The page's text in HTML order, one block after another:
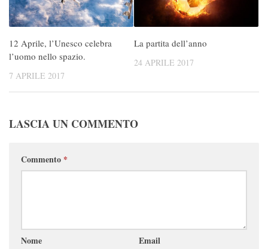
12 Aprile, l’Unesco celebra
l’uomo nello spazio.
7 APRILE 2017
La partita dell’anno
24 APRILE 2017
LASCIA UN COMMENTO
Commento *
Nome Email